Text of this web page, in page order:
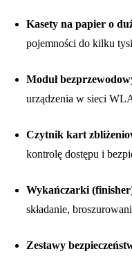
Kasety na papier o
pojemności do kilku
Moduł
urządzenia w sieci
Czytnik kart
kontrolę dostępu i
Wykańczarki
składanie,
Zestawy